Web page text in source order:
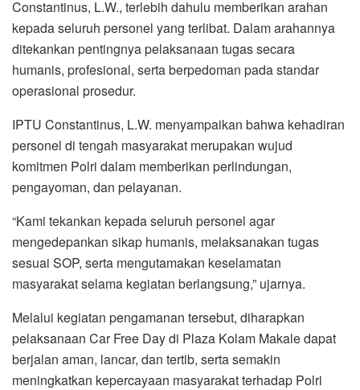
Constantinus, L.W., terlebih dahulu memberikan arahan
kepada seluruh personel yang terlibat. Dalam arahannya
ditekankan pentingnya pelaksanaan tugas secara
humanis, profesional, serta berpedoman pada standar
operasional prosedur.
IPTU Constantinus, L.W. menyampaikan bahwa kehadiran
personel di tengah masyarakat merupakan wujud
komitmen Polri dalam memberikan perlindungan,
pengayoman, dan pelayanan.
“Kami tekankan kepada seluruh personel agar
mengedepankan sikap humanis, melaksanakan tugas
sesuai SOP, serta mengutamakan keselamatan
masyarakat selama kegiatan berlangsung,” ujarnya.
Melalui kegiatan pengamanan tersebut, diharapkan
pelaksanaan Car Free Day di Plaza Kolam Makale dapat
berjalan aman, lancar, dan tertib, serta semakin
meningkatkan kepercayaan masyarakat terhadap Polri